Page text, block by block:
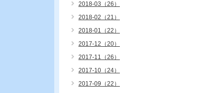
2018-03（26）
2018-02（21）
2018-01（22）
2017-12（20）
2017-11（26）
2017-10（24）
2017-09（22）